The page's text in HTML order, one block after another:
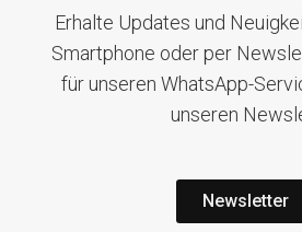
Erhalte Updates und
Smartphone oder per
für unseren WhatsApp-
unseren
Newsletter